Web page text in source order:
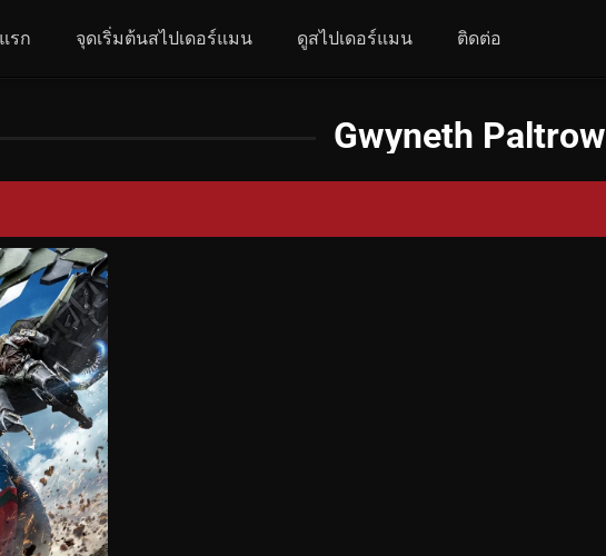
รก จุดเริ่มต้นสไปเดอร์แมน ดูสไปเดอร์แมน ติดต่อ
Gwyneth Paltrow